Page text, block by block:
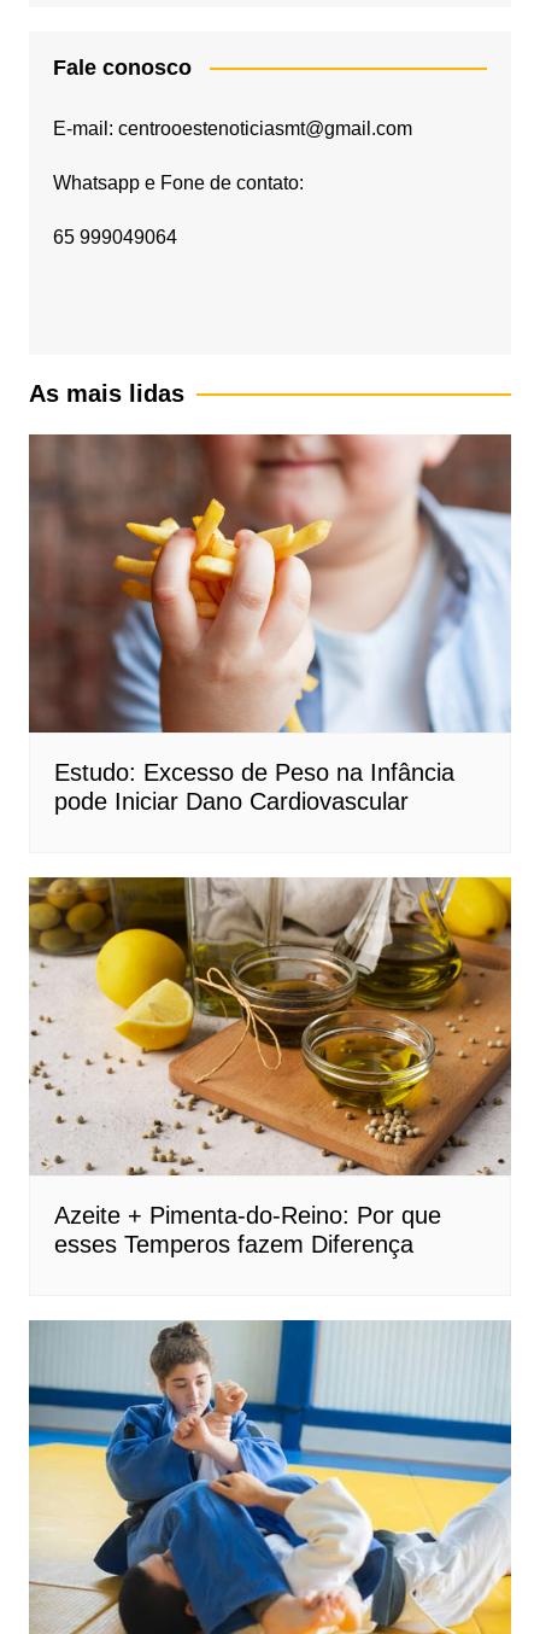
Fale conosco
E-mail: centrooestenoticiasmt@gmail.com
Whatsapp e Fone de contato:
65 999049064
As mais lidas
Estudo: Excesso de Peso na Infância
pode Iniciar Dano Cardiovascular
Azeite + Pimenta-do-Reino: Por que
esses Temperos fazem Diferença